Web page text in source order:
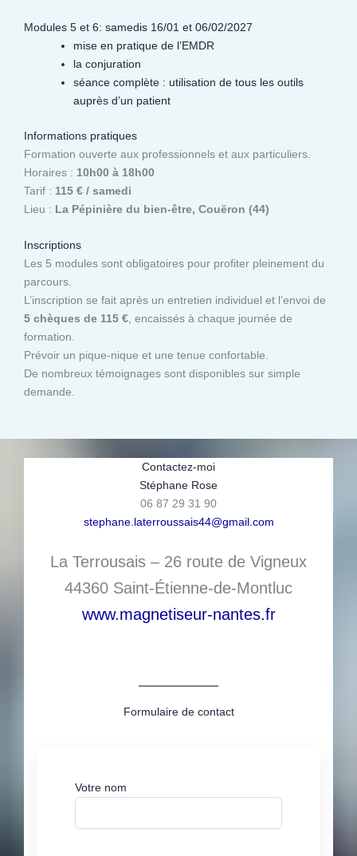
Modules 5 et 6: samedis 16/01 et 06/02/2027
mise en pratique de l’EMDR
la conjuration
séance complète : utilisation de tous les outils
auprès d’un patient
Informations pratiques
Formation ouverte aux professionnels et aux particuliers.
Horaires : 10h00 à 18h00
Tarif : 115 € / samedi
Lieu : La Pépinière du bien-être, Couëron (44)
Inscriptions
Les 5 modules sont obligatoires pour profiter pleinement du
parcours.
L’inscription se fait après un entretien individuel et l’envoi de
5 chèques de 115 €, encaissés à chaque journée de
formation.
Prévoir un pique-nique et une tenue confortable.
De nombreux témoignages sont disponibles sur simple
demande.
Contactez-moi
Stéphane Rose
06 87 29 31 90
stephane.laterroussais44@gmail.com
La Terrousais – 26 route de Vigneux
44360 Saint-Étienne-de-Montluc
www.magnetiseur-nantes.fr
Formulaire de contact
Votre nom